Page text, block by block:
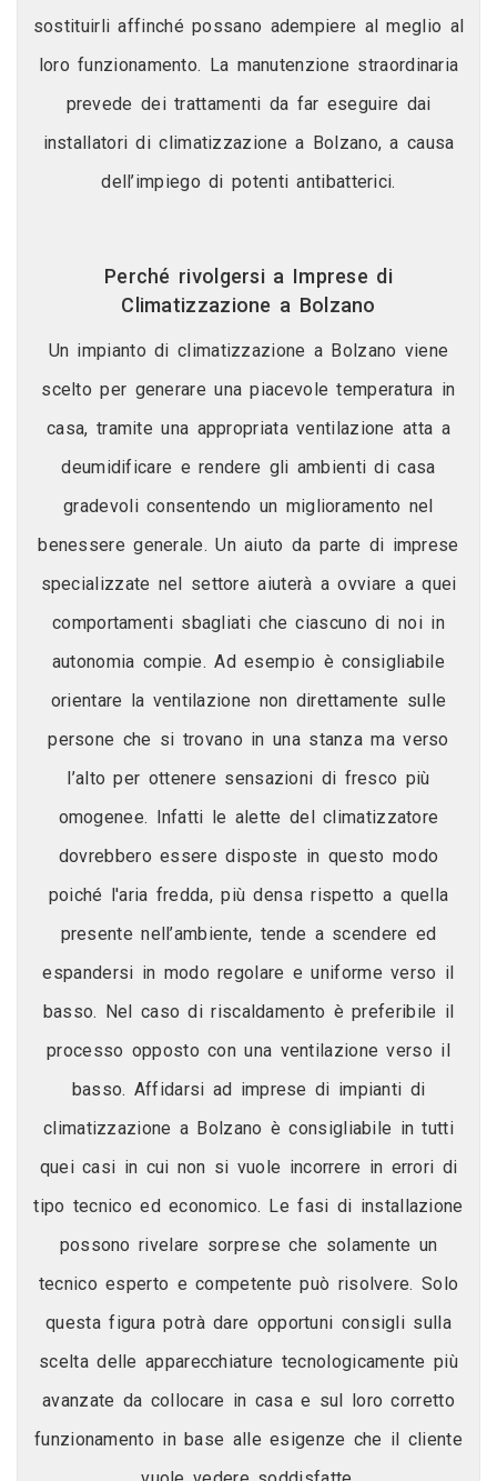
sostituirli affinché possano adempiere al meglio al
loro funzionamento. La manutenzione straordinaria
prevede dei trattamenti da far eseguire dai
installatori di climatizzazione a Bolzano, a causa
dell’impiego di potenti antibatterici.
Perché rivolgersi a Imprese di
Climatizzazione a Bolzano
Un impianto di climatizzazione a Bolzano viene
scelto per generare una piacevole temperatura in
casa, tramite una appropriata ventilazione atta a
deumidificare e rendere gli ambienti di casa
gradevoli consentendo un miglioramento nel
benessere generale. Un aiuto da parte di imprese
specializzate nel settore aiuterà a ovviare a quei
comportamenti sbagliati che ciascuno di noi in
autonomia compie. Ad esempio è consigliabile
orientare la ventilazione non direttamente sulle
persone che si trovano in una stanza ma verso
l’alto per ottenere sensazioni di fresco più
omogenee. Infatti le alette del climatizzatore
dovrebbero essere disposte in questo modo
poiché l'aria fredda, più densa rispetto a quella
presente nell’ambiente, tende a scendere ed
espandersi in modo regolare e uniforme verso il
basso. Nel caso di riscaldamento è preferibile il
processo opposto con una ventilazione verso il
basso. Affidarsi ad imprese di impianti di
climatizzazione a Bolzano è consigliabile in tutti
quei casi in cui non si vuole incorrere in errori di
tipo tecnico ed economico. Le fasi di installazione
possono rivelare sorprese che solamente un
tecnico esperto e competente può risolvere. Solo
questa figura potrà dare opportuni consigli sulla
scelta delle apparecchiature tecnologicamente più
avanzate da collocare in casa e sul loro corretto
funzionamento in base alle esigenze che il cliente